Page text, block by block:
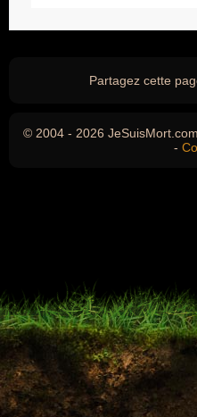
Partagez cette
© 2004 - 2026
-